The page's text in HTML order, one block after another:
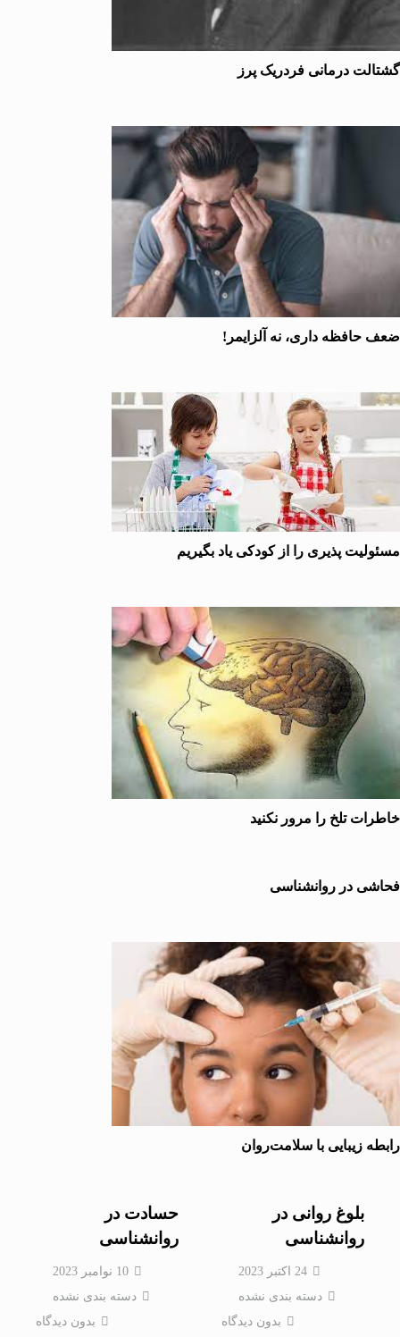
درمانی فردریک پرز
حافظه داری، نه آلزایمر!
پذیری را از کودکی یاد بگیریم
تلخ را مرور نكنید
در روانشناسی
زیبایی با سلامت‌روان
بلوغ روانی در
روانشناسی
24 اکتبر 2023
دسته بندی نشده
بدون دیدگاه
حسادت در
روانشناسی
10 نوامبر 2023
دسته بندی نشده
بدون دیدگاه